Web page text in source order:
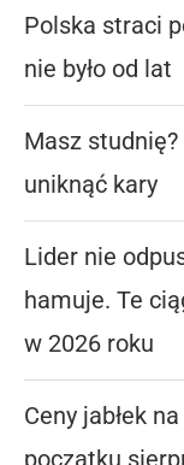
Polska straci
nie było od lat
Masz
uniknąć kary
Lider nie
hamuje. Te
w 2026 roku
Ceny jabłek